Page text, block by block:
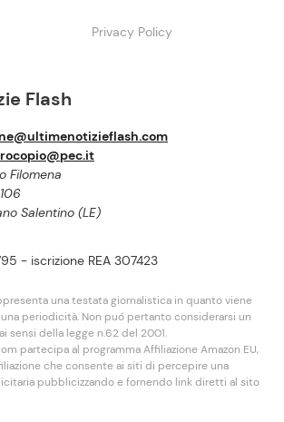
Flash
Filomena
Salentino (LE)
- iscrizione REA 307423
una testata giornalistica in quanto viene
periodicità. Non puó pertanto considerarsi un
sensi della legge n.62 del 2001.
partecipa al programma Affiliazione Amazon EU,
che consente ai siti di percepire una
pubblicizzando e fornendo link diretti al sito
Privacy Policy